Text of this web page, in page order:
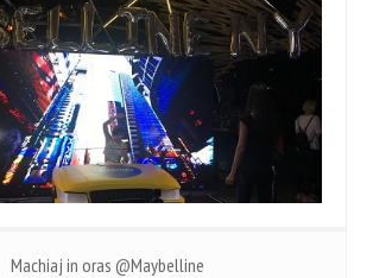
Machiaj in oras @Maybelline